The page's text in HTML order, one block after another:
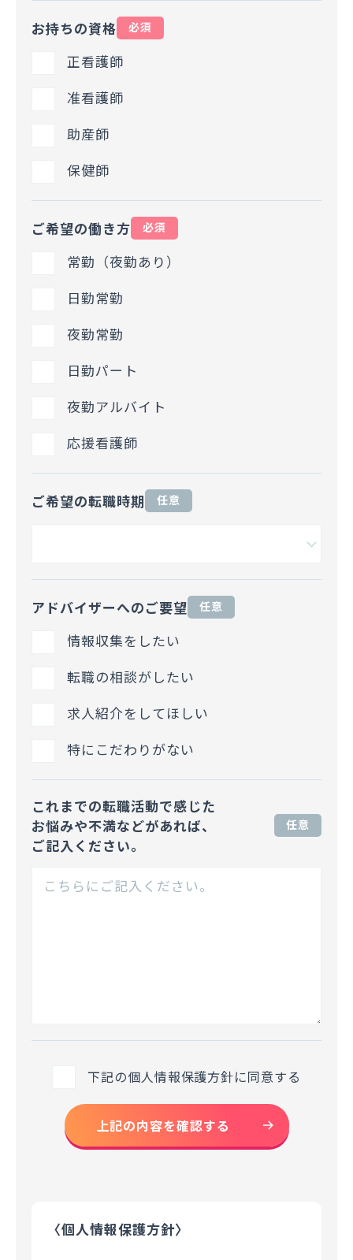
お持ちの資格 必須
正看護師
准看護師
助産師
保健師
ご希望の働き方 必須
常勤（夜勤あり）
日勤常勤
夜勤常勤
日勤パート
夜勤アルバイト
応援看護師
ご希望の転職時期 任意
アドバイザーへのご要望 任意
情報収集をしたい
転職の相談がしたい
求人紹介をしてほしい
特にこだわりがない
これまでの転職活動で感じた
お悩みや不満などがあれば、
ご記入ください。
任意
下記の個人情報保護方針に同意する
上記の内容を確認する
〈個人情報保護方針〉